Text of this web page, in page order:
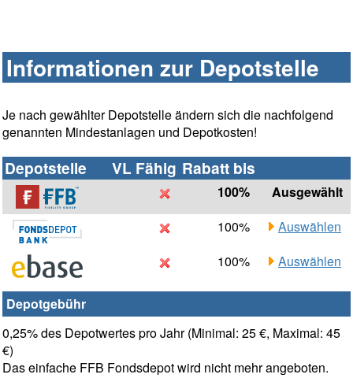
Informationen zur Depotstelle
Je nach gewählter Depotstelle ändern sich die nachfolgend
genannten Mindestanlagen und Depotkosten!
Depotstelle VL Fähig Rabatt bis
100%
Ausgewählt
100%
Auswählen
100%
Auswählen
Depotgebühr
0,25% des Depotwertes pro Jahr (Minimal: 25 €, Maximal: 45
€)
Das einfache FFB Fondsdepot wird nicht mehr angeboten.